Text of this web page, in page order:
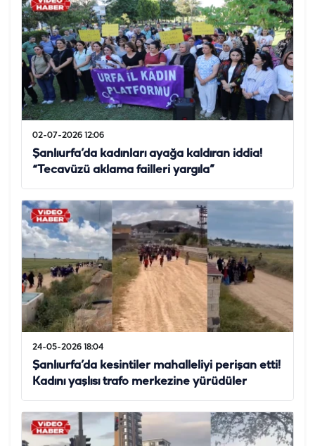
02-07-2026 12:06
Şanlıurfa’da kadınları ayağa kaldıran iddia!
“Tecavüzü aklama failleri yargıla”
24-05-2026 18:04
Şanlıurfa’da kesintiler mahalleliyi perişan etti!
Kadını yaşlısı trafo merkezine yürüdüler